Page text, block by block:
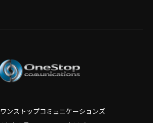
ンストップコミュニケーションズ